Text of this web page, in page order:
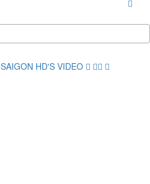
SAIGON HD'S VIDEO